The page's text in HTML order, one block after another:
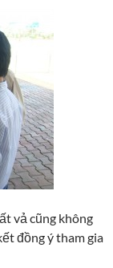
vả cũng không
đồng ý tham gia